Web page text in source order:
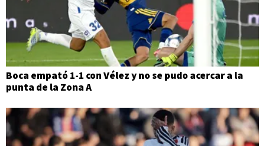
Boca empató 1-1 con Vélez y no se pudo acercar a la
punta de la Zona A